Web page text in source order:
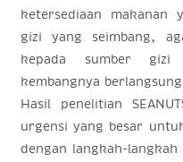
ketersediaan makanan
gizi yang seimbang,
kepada sumber
kembangnya
Hasil penelitian
urgensi yang besar
dengan langkah-